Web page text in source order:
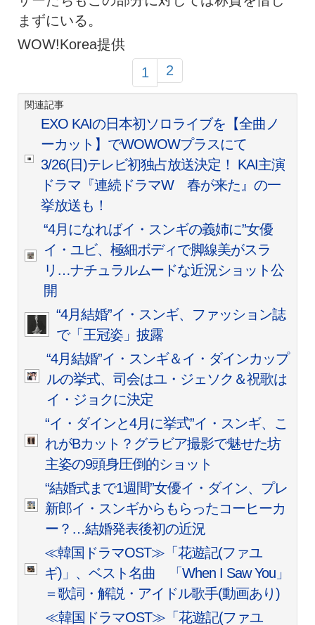
まずにいる。
WOW!Korea提供
1
2
関連記事
EXO KAIの日本初ソロライブを【全曲ノ
ーカット】でWOWOWプラスにて
3/26(日)テレビ初独占放送決定！ KAI主演
ドラマ『連続ドラマW 春が来た』の一
挙放送も！
“4月になればイ・スンギの義姉に”女優
イ・ユビ、極細ボディで脚線美がスラ
リ…ナチュラルムードな近況ショット公
開
“4月結婚”イ・スンギ、ファッション誌
で「王冠姿」披露
“4月結婚”イ・スンギ＆イ・ダインカップ
ルの挙式、司会はユ・ジェソク＆祝歌は
イ・ジョクに決定
“イ・ダインと4月に挙式”イ・スンギ、こ
れがBカット？グラビア撮影で魅せた坊
主姿の9頭身圧倒的ショット
“結婚式まで1週間”女優イ・ダイン、プレ
新郎イ・スンギからもらったコーヒーカ
ー？…結婚発表後初の近況
≪韓国ドラマOST≫「花遊記(ファユ
ギ)」、ベスト名曲 「When I Saw You」
＝歌詞・解説・アイドル歌手(動画あり)
≪韓国ドラマOST≫「花遊記(ファユ